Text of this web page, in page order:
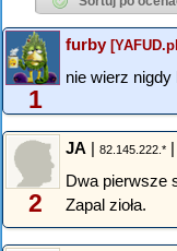
1
furby
nie wierz nigdy
2
JA | 82.145.222.* |
Dwa pierwsze
Zapal zioła.